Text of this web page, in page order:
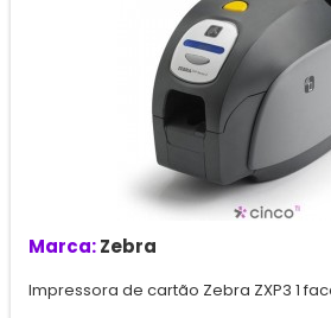
Marca:Zebra
Impressora de cartão Zebra ZXP3 1